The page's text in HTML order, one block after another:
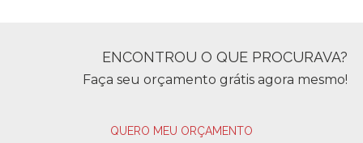
ENCONTROU O QUE PROCURAVA?
Faça seu orçamento grátis agora mesmo!
QUERO MEU ORÇAMENTO